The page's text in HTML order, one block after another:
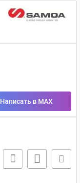
Написать в MAX